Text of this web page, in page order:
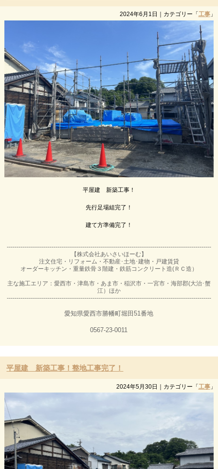
2024年6月1日 ｜カテゴリー「 工事」
平屋建 新築工事！
先行足場組完了！
建て方準備完了！
---------------------------------------------------------------------------------------------------------
【株式会社あいさいほーむ】
注文住宅・リフォーム・不動産･土地･建物・戸建賃貸
オーダーキッチン・重量鉄骨３階建・鉄筋コンクリート造(ＲＣ造）
主な施工エリア：愛西市・津島市・あま市・稲沢市・一宮市・海部郡(大治･蟹
江）ほか
---------------------------------------------------------------------------------------------------------
愛知県愛西市勝幡町堀田51番地
0567-23-0011
平屋建 新築工事！整地工事完了！
2024年5月30日 ｜カテゴリー「 工事」